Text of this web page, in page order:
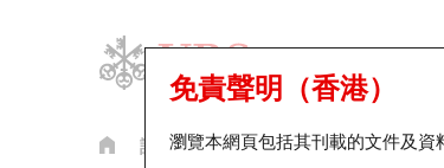
認股證 牛熊證 美股指數產品 輪
免責聲明（香港）
瀏覽本網頁包括其刊載的文件及資